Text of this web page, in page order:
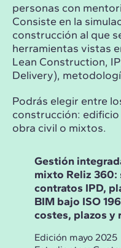
personas con
Consiste en la
construcción al que
herramientas vistas
Lean Construction,
Delivery),
Podrás elegir entre
construcción:
obra civil o mixtos.
Gestión
mixto Reliz 360:
contratos IPD,
BIM bajo ISO
costes, plazos y
Edición mayo 2025